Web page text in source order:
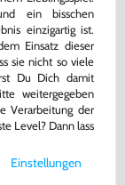
ein bisschen
einzigartig ist.
Einsatz dieser
sie nicht so viele
Du Dich damit
weitergegeben
Verarbeitung der
Level? Dann lass
Cookies und
Einstellungen